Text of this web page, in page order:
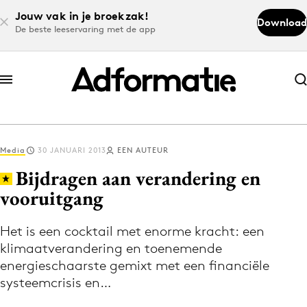
Jouw vak in je broekzak!
De beste leeservaring met de app
Download
Abonneer nu
Abonneer nu
Log in
Volg het laatste nieuws via de Adformatie
Nieuws app
Media 30 JANUARI 2013 EEN AUTEUR
Bijdragen aan verandering en
vooruitgang
Het is een cocktail met enorme kracht: een
klimaatverandering en toenemende
energieschaarste gemixt met een financiële
systeemcrisis en…